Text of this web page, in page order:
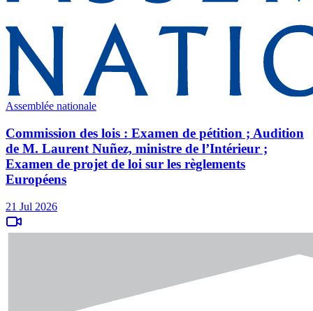
Assemblée nationale
Commission des lois : Examen de pétition ; Audition
de M. Laurent Nuñez, ministre de l’Intérieur ;
Examen de projet de loi sur les règlements
Européens
21 Jul 2026